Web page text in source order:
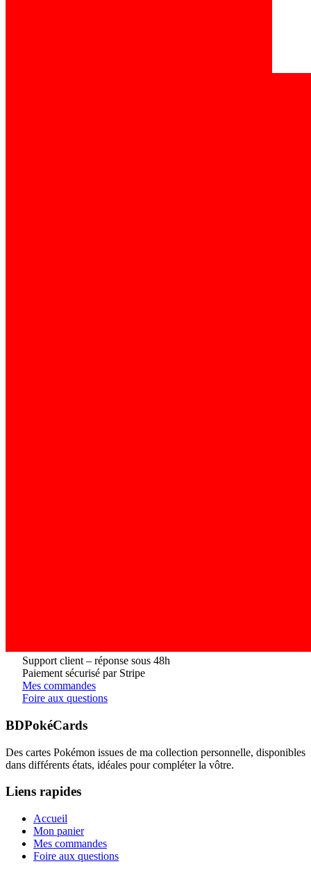
Support client – réponse sous 48h
Paiement sécurisé par Stripe
Mes commandes
Foire aux questions
BDPokéCards
Des cartes Pokémon issues de ma collection personnelle, disponibles
dans différents états, idéales pour compléter la vôtre.
Liens rapides
Accueil
Mon panier
Mes commandes
Foire aux questions